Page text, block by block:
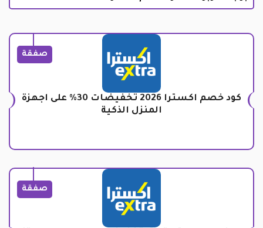
صفقة
كود خصم اكسترا 2026 تخفيضات 30% على اجهزة
المنزل الذكية
صفقة